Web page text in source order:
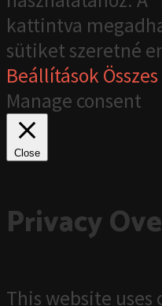
kattintva
sütiket szeretné
Beállítások
Manage consent
Close
Privacy
This website